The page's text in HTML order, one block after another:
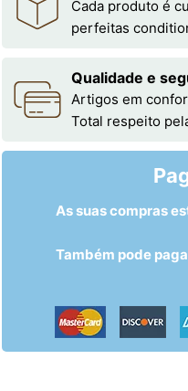
Cada produto é
perfeitas
Qualidade e
Artigos em
Total respeito
As suas compras
Também pode